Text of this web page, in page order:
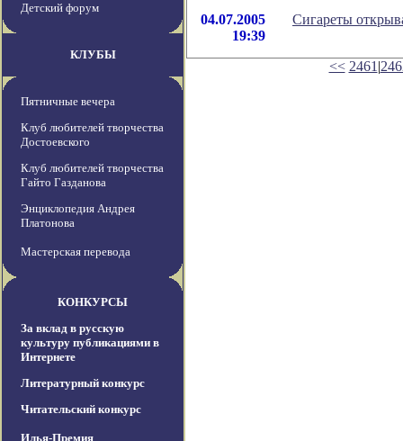
Детский форум
КЛУБЫ
Пятничные вечера
Клуб любителей творчества
Достоевского
Клуб любителей творчества
Гайто Газданова
Энциклопедия Андрея
Платонова
Мастерская перевода
КОНКУРСЫ
За вклад в русскую
культуру публикациями в
Интернете
Литературный конкурс
Читательский конкурс
Илья-Премия
04.07.2005
19:39
Сигареты
<< 2461 |